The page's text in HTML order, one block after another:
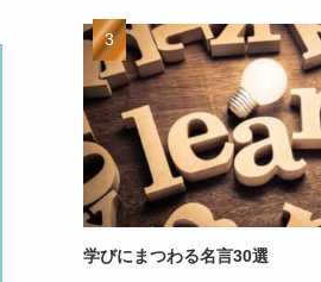
学びにまつわる名言30選